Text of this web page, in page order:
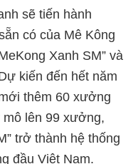
sẽ tiến hành
có của Mê Kông
Xanh SM” và
kiến đến hết năm
thêm 60 xưởng
mô lên 99 xưởng,
trở thành hệ thống
đầu Việt Nam.